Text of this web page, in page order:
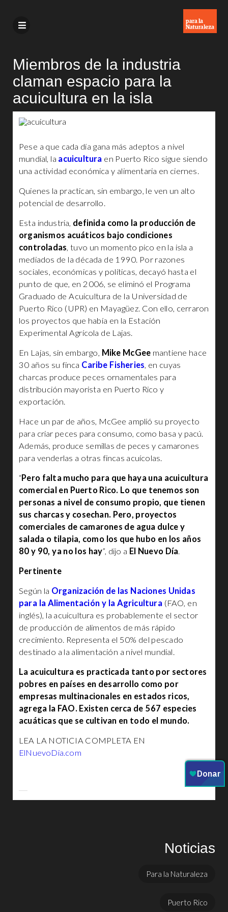
Miembros de la industria
claman espacio para la
acuicultura en la isla
Pese a que cada día gana más adeptos a nivel
mundial, la acuicultura en Puerto Rico sigue siendo
una actividad económica y alimentaria en ciernes.
Quienes la practican, sin embargo, le ven un alto
potencial de desarrollo.
Esta industria, definida como la producción de
organismos acuáticos bajo condiciones
controladas, tuvo un momento pico en la isla a
mediados de la década de 1990. Por razones
sociales, económicas y políticas, decayó hasta el
punto de que, en 2006, se eliminó el Programa
Graduado de Acuicultura de la Universidad de
Puerto Rico (UPR) en Mayagüez. Con ello, cerraron
los proyectos que había en la Estación
Experimental Agrícola de Lajas.
En Lajas, sin embargo, Mike McGee mantiene hace
30 años su finca Caribe Fisheries, en cuyas
charcas produce peces ornamentales para
distribución mayorista en Puerto Rico y
exportación.
Hace un par de años, McGee amplió su proyecto
para criar peces para consumo, como basa y pacú.
Además, produce semillas de peces y camarones
para venderlas a otras fincas acuícolas.
“Pero falta mucho para que haya una acuicultura
comercial en Puerto Rico. Lo que tenemos son
personas a nivel de consumo propio, que tienen
sus charcas y cosechan. Pero, proyectos
comerciales de camarones de agua dulce y
salada o tilapia, como los que hubo en los años
80 y 90, ya no los hay”, dijo a El Nuevo Día.
Pertinente
Según la Organización de las Naciones Unidas
para la Alimentación y la Agricultura(FAO, en
inglés), la acuicultura es probablemente el sector
de producción de alimentos de más rápido
crecimiento. Representa el 50% del pescado
destinado a la alimentación a nivel mundial.
La acuicultura es practicada tanto por sectores
pobres en países en desarrollo como por
empresas multinacionales en estados ricos,
agrega la FAO. Existen cerca de 567 especies
acuáticas que se cultivan en todo el mundo.
LEA LA NOTICIA COMPLETA EN
ElNuevoDia.com
Noticias
Para la Naturaleza
Puerto Rico